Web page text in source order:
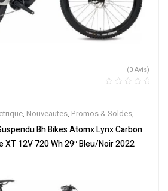
(0 Avis)
, Nouveautes, Promos & Soldes,
ville,Velos Electriques,VTT
Bh Bikes Atomx Lynx Carbon
XT 12V 720 Wh 29″ Bleu/Noir 2022